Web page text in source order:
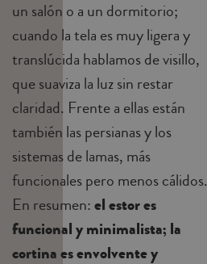
un salón o a un dormitorio;
cuando la tela es muy ligera y
translúcida hablamos de visillo,
que suaviza la luz sin restar
claridad. Frente a ellas están
también las persianas y los
sistemas de lamas, más
funcionales pero menos cálidos.
En resumen:el estor es
funcional y minimalista; la
cortina es envolvente y